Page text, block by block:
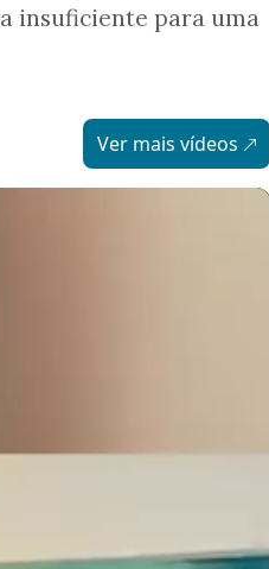
insuficiente para uma
Ver mais vídeos